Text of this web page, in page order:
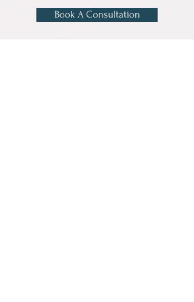
Book A Consultation